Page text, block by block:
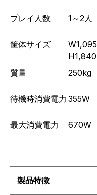
プレイ人数 1～2人
筐体サイズ
質量
250kg
待機時消費電力 355W
最大消費電力 670W
製品特徴